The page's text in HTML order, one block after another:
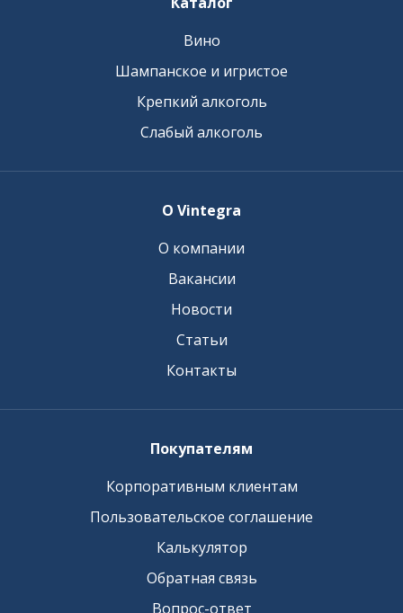
Вино
Шампанское и игристое
Крепкий алкоголь
Слабый алкоголь
О Vintegra
О компании
Вакансии
Новости
Статьи
Контакты
Покупателям
Корпоративным клиентам
Пользовательское соглашение
Калькулятор
Обратная связь
Вопрос-ответ